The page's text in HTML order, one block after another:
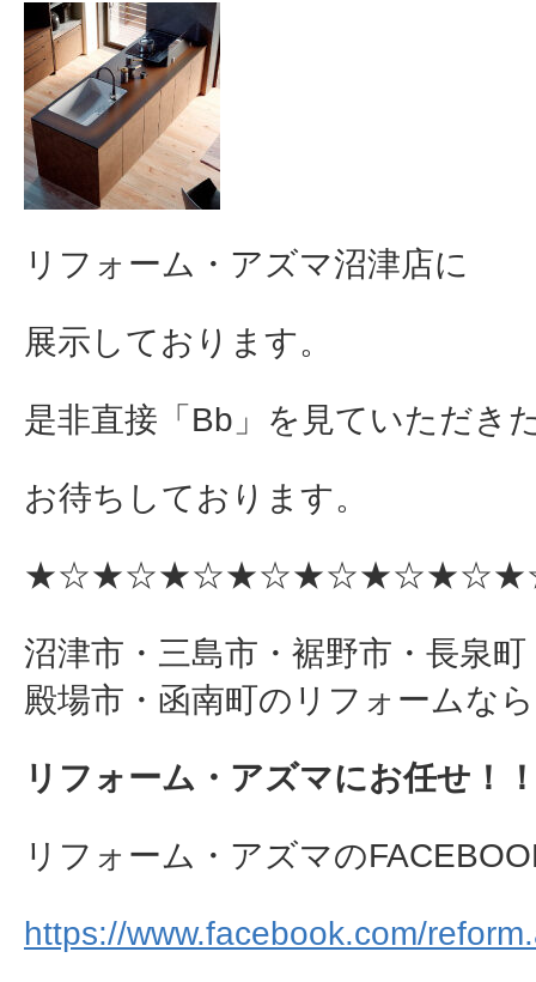
リフォーム・アズマ沼津店に
展示しております。
是非直接「Bb」を見ていただき
お待ちしております。
沼津市・三島市・裾野市・長泉
殿場市・函南町のリフォームな
リフォーム・アズマにお任せ！
リフォーム・アズマの
https://www.facebook.com/